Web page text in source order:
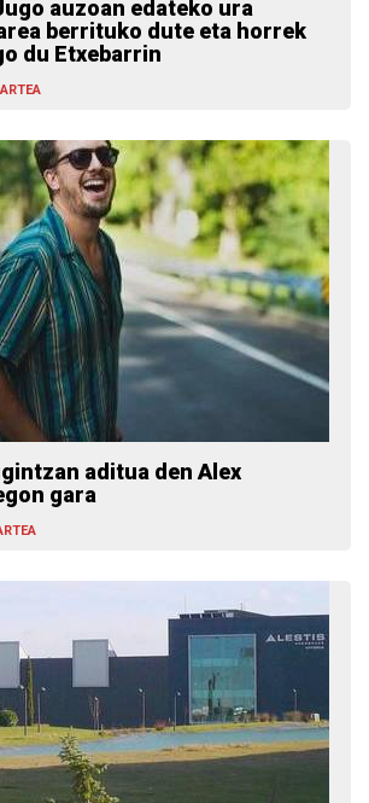
auzoan edateko ura
berrituko dute eta horrek
du Etxebarrin
aditua den Alex
gara